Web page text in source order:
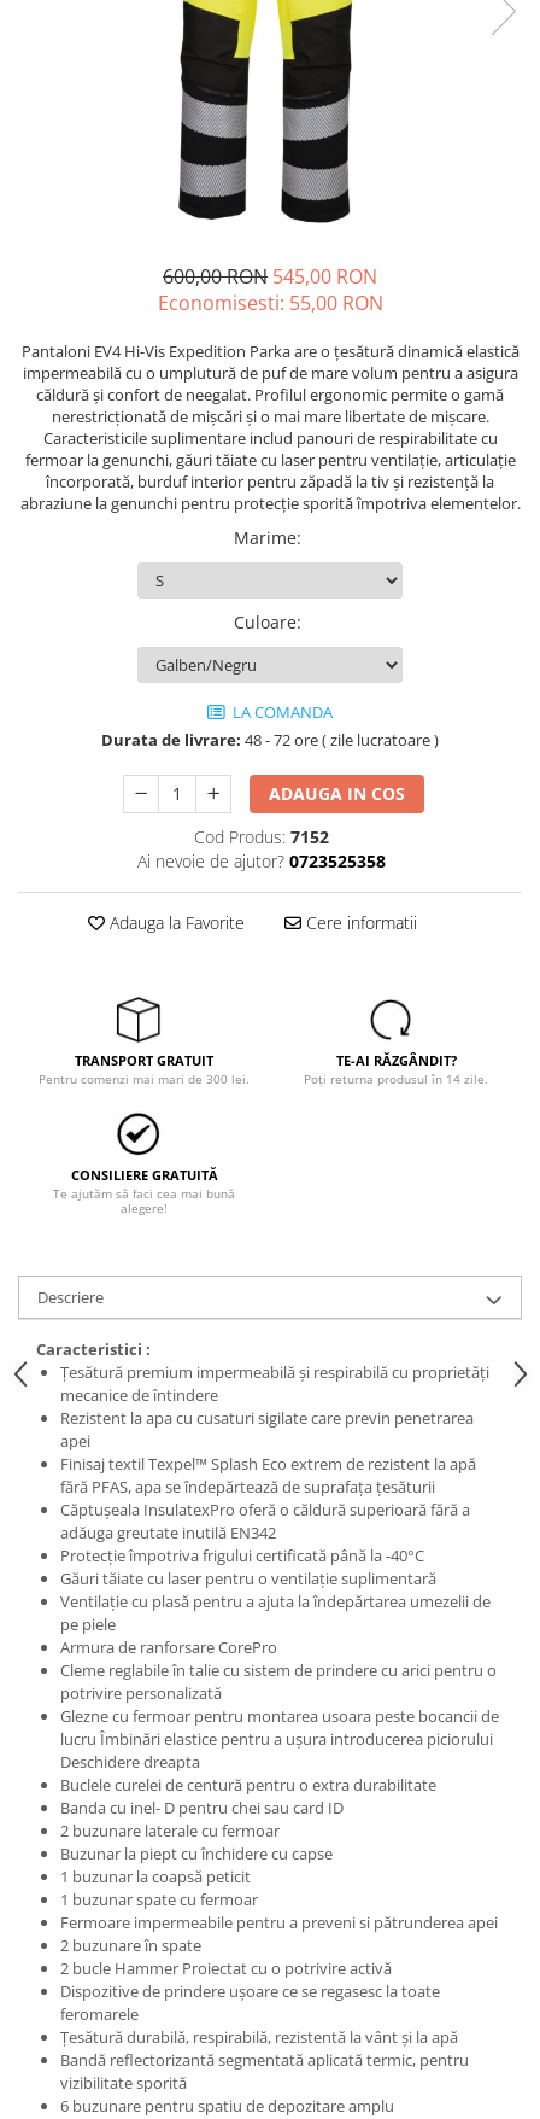
Masini de gaurit si insurubat
Masini de slefuit si rindeluit
Masini multifunctionale
Polizoare unghiulare
Scule electrice de banc
Suflante aer cald si aspiratoare
îmbrăcăminte unică folosinţă
Industria Alimentară
Accesorii industria alimentară
Protecţie ignifugă
Accesorii rezistente la flacără
Combinezoane
Hanorace
Jachete
Pantaloni
Salopete cu pieptar
îmbrăcăminte pentru damă
Rezistent la flacăra
Vizibilitate înalta hi-vis
îmbrăcăminte asistente/doctori
îmbrăcăminte bucătari
înaltă vizibilitate hi-vis
Jachete
Pantaloni
Salopetă cu pieptar
600,00 RON 545,00 RON
Economisesti: 55,00 RON
Pantaloni EV4 Hi-Vis Expedition Parka are o țesătură dinamică elastică
impermeabilă cu o umplutură de puf de mare volum pentru a asigura
căldură și confort de neegalat. Profilul ergonomic permite o gamă
nerestricționată de mișcări și o mai mare libertate de mișcare.
Caracteristicile suplimentare includ panouri de respirabilitate cu
fermoar la genunchi, găuri tăiate cu laser pentru ventilație, articulație
încorporată, burduf interior pentru zăpadă la tiv și rezistență la
abraziune la genunchi pentru protecție sporită împotriva elementelor.
Marime:
Culoare:
LA COMANDA
Durata de livrare: 48 - 72 ore ( zile lucratoare )
ADAUGA IN COS
Cod Produs: 7152
Ai nevoie de ajutor? 0723525358
Adauga la Favorite Cere informatii
TRANSPORT GRATUIT
Pentru comenzi mai mari de 300 lei.
TE-AI RĂZGÂNDIT?
Poți returna produsul în 14 zile.
CONSILIERE GRATUITĂ
Te ajutăm să faci cea mai bună
alegere!
Descriere
Caracteristici :
Țesătură premium impermeabilă și respirabilă cu proprietăți
mecanice de întindere
Rezistent la apa cu cusaturi sigilate care previn penetrarea
apei
Finisaj textil Texpel™ Splash Eco extrem de rezistent la apă
fără PFAS, apa se îndepărtează de suprafața țesăturii
Căptușeala InsulatexPro oferă o căldură superioară fără a
adăuga greutate inutilă EN342
Protecție împotriva frigului certificată până la -40°C
Găuri tăiate cu laser pentru o ventilație suplimentară
Ventilație cu plasă pentru a ajuta la îndepărtarea umezelii de
pe piele
Armura de ranforsare CorePro
Cleme reglabile în talie cu sistem de prindere cu arici pentru o
potrivire personalizată
Glezne cu fermoar pentru montarea usoara peste bocancii de
lucru Îmbinări elastice pentru a ușura introducerea piciorului
Deschidere dreapta
Buclele curelei de centură pentru o extra durabilitate
Banda cu inel- D pentru chei sau card ID
2 buzunare laterale cu fermoar
Buzunar la piept cu închidere cu capse
1 buzunar la coapsă peticit
1 buzunar spate cu fermoar
Fermoare impermeabile pentru a preveni si pătrunderea apei
2 buzunare în spate
2 bucle Hammer Proiectat cu o potrivire activă
Dispozitive de prindere ușoare ce se regasesc la toate
feromarele
Țesătură durabilă, respirabilă, rezistentă la vânt și la apă
Bandă reflectorizantă segmentată aplicată termic, pentru
vizibilitate sporită
6 buzunare pentru spatiu de depozitare amplu